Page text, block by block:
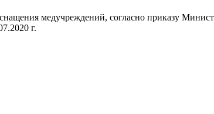
медучреждений, согласно приказу
г.